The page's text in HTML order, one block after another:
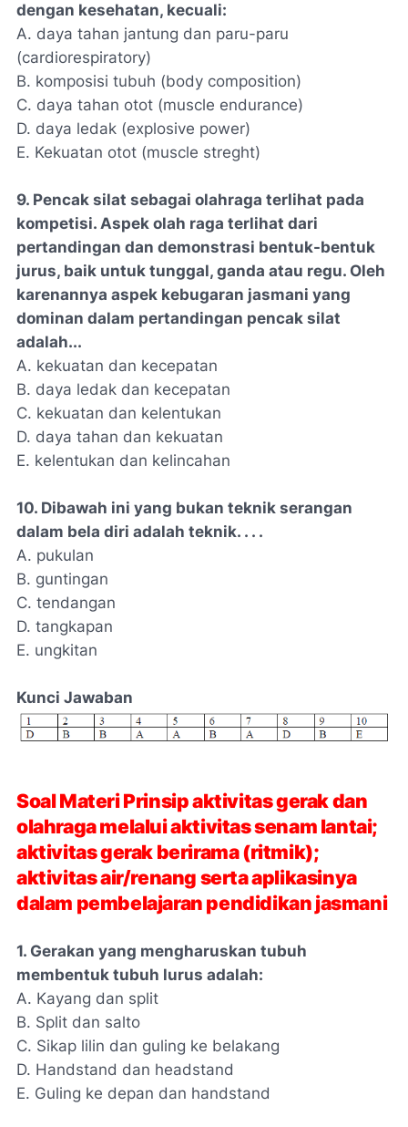
dengan kesehatan, kecuali:
A. daya tahan jantung dan paru-paru
(cardiorespiratory)
B. komposisi tubuh (body composition)
C. daya tahan otot (muscle endurance)
D. daya ledak (explosive power)
E. Kekuatan otot (muscle streght)
9. Pencak silat sebagai olahraga terlihat pada
kompetisi. Aspek olah raga terlihat dari
pertandingan dan demonstrasi bentuk-bentuk
jurus, baik untuk tunggal, ganda atau regu. Oleh
karenannya aspek kebugaran jasmani yang
dominan dalam pertandingan pencak silat
adalah...
A. kekuatan dan kecepatan
B. daya ledak dan kecepatan
C. kekuatan dan kelentukan
D. daya tahan dan kekuatan
E. kelentukan dan kelincahan
10. Dibawah ini yang bukan teknik serangan
dalam bela diri adalah teknik. . . .
A. pukulan
B. guntingan
C. tendangan
D. tangkapan
E. ungkitan
Kunci Jawaban
Soal Materi Prinsip aktivitas gerak dan
olahraga melalui aktivitas senam lantai;
aktivitas gerak berirama (ritmik);
aktivitas air/renang serta aplikasinya
dalam pembelajaran pendidikan jasmani
1. Gerakan yang mengharuskan tubuh
membentuk tubuh lurus adalah:
A. Kayang dan split
B. Split dan salto
C. Sikap lilin dan guling ke belakang
D. Handstand dan headstand
E. Guling ke depan dan handstand